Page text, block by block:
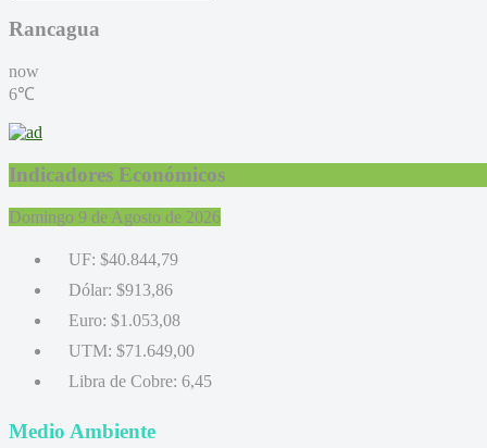
Rancagua
now
6℃
Indicadores Económicos
Domingo 9 de Agosto de 2026
UF: $40.844,79
Dólar: $913,86
Euro: $1.053,08
UTM: $71.649,00
Libra de Cobre: 6,45
Medio Ambiente